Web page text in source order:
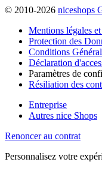
© 2010-2026 niceshops
Mentions légales
Protection des
Conditions
Déclaration
Paramètres de
Résiliation des
Entreprise
Autres nice Shops
Renoncer au contrat
Personnalisez votre